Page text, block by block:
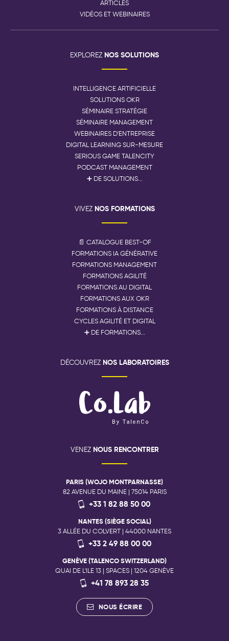
ARTICLES
VIDÉOS ET WEBINAIRES
EXPLOREZ NOS SOLUTIONS
INTELLIGENCE ARTIFICIELLE
SOLUTIONS OKR
SÉMINAIRE STRATÉGIE
SÉMINAIRE MANAGEMENT
WEBINAIRES D'ENTREPRISE
DIGITAL LEARNING SUR-MESURE
SERIOUS GAME TALENCITY
PODCAST MANAGEMENT
➕ DE SOLUTIONS...
VIVEZ NOS FORMATIONS
📄 CATALOGUE BEST-OF
FORMATIONS IA GÉNÉRATIVE
FORMATIONS MANAGEMENT
FORMATIONS AGILITÉ
FORMATIONS AU DIGITAL
FORMATIONS AUX OKR
FORMATIONS À DISTANCE
CYCLES AGILITÉ ET DIGITAL
➕ DE FORMATIONS...
DÉCOUVREZ NOS LABORATOIRES
VENEZ NOUS RENCONTRER
PARIS (WOJO MONTPARNASSE)
82 AVENUE DU MAINE | 75014 PARIS
+33 1 82 88 50 00
NANTES (SIÈGE SOCIAL)
3 ALLÉE DU COLVERT | 44000 NANTES
+33 2 49 88 00 00
GENÈVE (TALENCO SWITZERLAND)
QUAI DE L'ILE 13 | SPACES | 1204 GENÈVE
+41 78 893 28 35
NOUS ÉCRIRE